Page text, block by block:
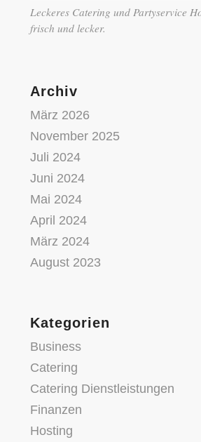
Leckeres Catering und Partyservice
frisch und lecker.
Archiv
März 2026
November 2025
Juli 2024
Juni 2024
Mai 2024
April 2024
März 2024
August 2023
Kategorien
Business
Catering
Catering Dienstleistungen
Finanzen
Hosting